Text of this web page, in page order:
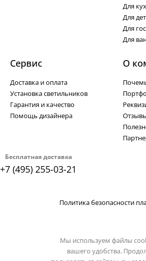
Бесплатная доставка
+7 (495) 255-03-21
Для
Для
Для
Для
Сервис
Доставка и оплата
Установка светильников
Гарантия и качество
Помощь дизайнера
О
Политика безопасности
Мы используем файлы
вашего удобства.